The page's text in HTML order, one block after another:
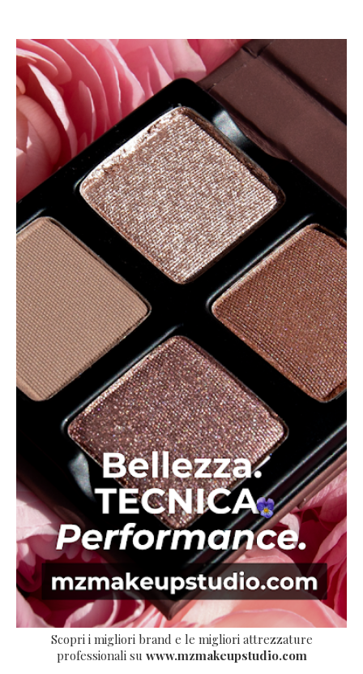
Scopri i migliori brand e le migliori attrezzature
professionali su www.mzmakeupstudio.com